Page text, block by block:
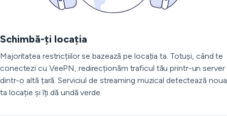
Schimbă-ți locația
Majoritatea restricțiilor se bazează pe locația ta. Totuși, când te
conectezi cu VeePN, redirecționăm traficul tău printr-un server
dintr-o altă țară. Serviciul de streaming muzical detectează noua
ta locație și îți dă undă verde.